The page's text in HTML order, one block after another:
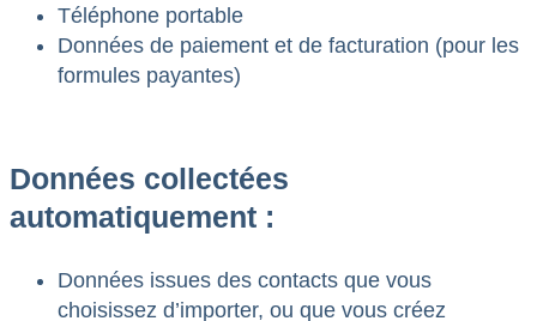
Téléphone portable
Données de paiement et de facturation (pour les
formules payantes)
Données collectées
automatiquement :
Données issues des contacts que vous
choisissez d’importer, ou que vous créez